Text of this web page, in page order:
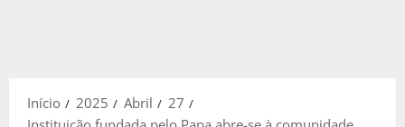
Início 2025 Abril
27